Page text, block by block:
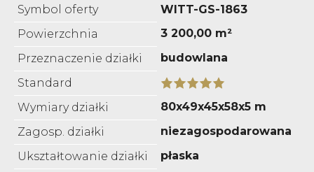
Symbol oferty
WITT-GS-1863
Powierzchnia
3 200,00 m²
Przeznaczenie działki
budowlana
Standard
Wymiary działki
80x49x45x58x5 m
Zagosp. działki
niezagospodarowana
Ukształtowanie działki
płaska